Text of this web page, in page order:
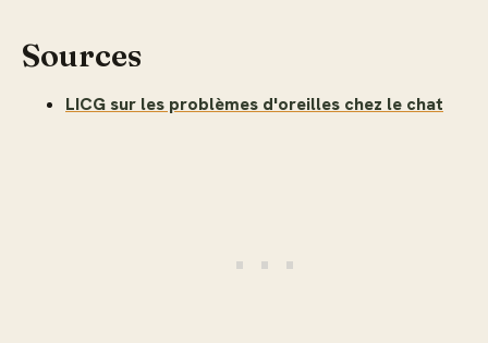
Sources
LICG sur les problèmes d'oreilles chez le chat